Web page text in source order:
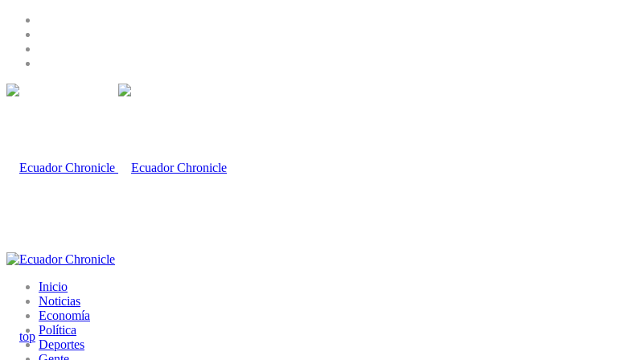
Inicio
Noticias
Economía
Política
Deportes